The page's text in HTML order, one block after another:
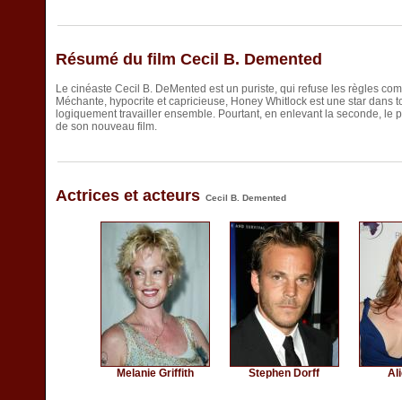
Résumé du film Cecil B. Demented
Le cinéaste Cecil B. DeMented est un puriste, qui refuse les règles
Méchante, hypocrite et capricieuse, Honey Whitlock est une star dans
logiquement travailler ensemble. Pourtant, en enlevant la seconde, le
de son nouveau film.
Actrices et acteurs Cecil B. Demented
Melanie Griffith Stephen Dorff